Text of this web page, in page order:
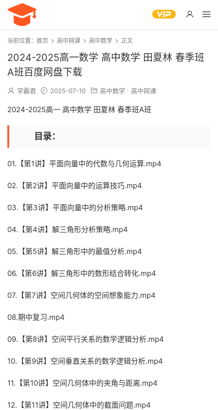
当前位置： 首页 高中网课 高中数学 正文
2024-2025高一数学 高中数学 田夏林 春季班
A班百度网盘下载
学霸君 2025-07-10 高中数学 · 高中网课
2024-2025高一 高中数学 田夏林 春季班A班
目录：
01.【第1讲】平面向量中的代数与几何运算.mp4
02.【第2讲】平面向量中的运算技巧.mp4
03.【第3讲】平面向量中的分析策略.mp4
04.【第4讲】解三角形分析策略.mp4
05.【第5讲】解三角形中的最值分析.mp4
06.【第6讲】解三角形中的数形结合转化.mp4
07.【第7讲】空间几何体的空间想象能力.mp4
08.期中复习.mp4
09.【第8讲】空间平行关系的数学逻辑分析.mp4
10.【第9讲】空间垂直关系的数学逻辑分析.mp4
11.【第10讲】空间几何体中的夹角与距离.mp4
12.【第11讲】空间几何体中的截面问题.mp4